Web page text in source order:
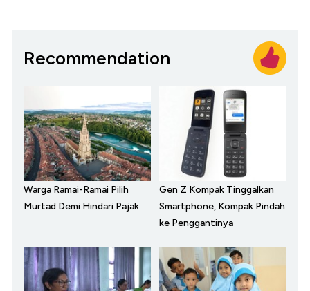
Recommendation
Warga Ramai-Ramai Pilih
Murtad Demi Hindari Pajak
Gen Z Kompak Tinggalkan
Smartphone, Kompak Pindah
ke Penggantinya